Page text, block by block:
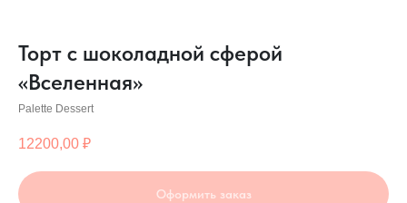
Торт с шоколадной сферой
«Вселенная»
Palette Dessert
12200,00 ₽
Оформить заказ